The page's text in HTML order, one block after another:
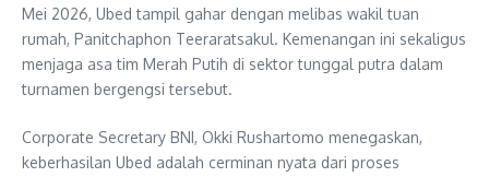
Mei 2026, Ubed tampil gahar dengan melibas wakil tuan
rumah, Panitchaphon Teeraratsakul. Kemenangan ini sekaligus
menjaga asa tim Merah Putih di sektor tunggal putra dalam
turnamen bergengsi tersebut.
Corporate Secretary BNI, Okki Rushartomo menegaskan,
keberhasilan Ubed adalah cerminan nyata dari proses